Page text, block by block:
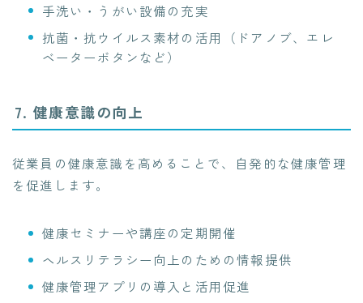
手洗い・うがい設備の充実
抗菌・抗ウイルス素材の活用（ドアノブ、エレ
ベーターボタンなど）
7. 健康意識の向上
従業員の健康意識を高めることで、自発的な健康管理
を促進します。
健康セミナーや講座の定期開催
ヘルスリテラシー向上のための情報提供
健康管理アプリの導入と活用促進